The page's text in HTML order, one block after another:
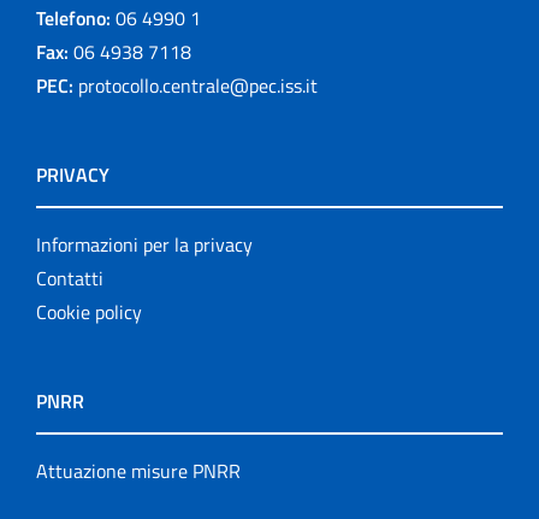
Telefono: 06 4990 1
Fax: 06 4938 7118
PEC: protocollo.centrale@pec.iss.it
PRIVACY
Informazioni per la privacy
Contatti
Cookie policy
PNRR
Attuazione misure PNRR